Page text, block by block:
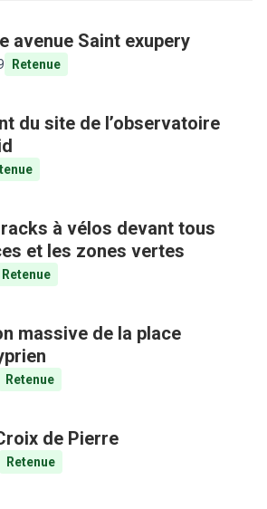
avenue Saint exupery
Retenue
du site de l’observatoire
à vélos devant tous
et les zones vertes
Retenue
massive de la place
Retenue
de Pierre
Retenue